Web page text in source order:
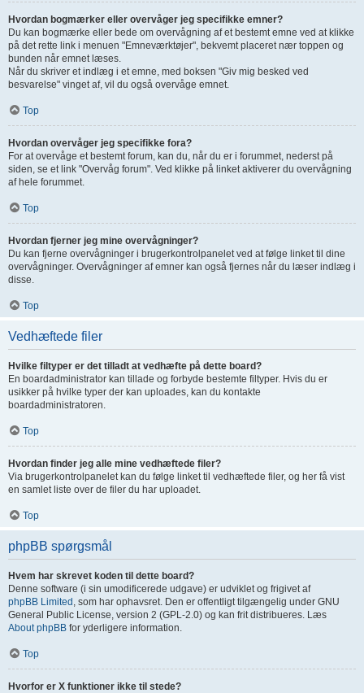
Hvordan bogmærker eller overvåger jeg specifikke emner?
Du kan bogmærke eller bede om overvågning af et bestemt emne ved at klikke
på det rette link i menuen "Emneværktøjer", bekvemt placeret nær toppen og
bunden når emnet læses.
Når du skriver et indlæg i et emne, med boksen "Giv mig besked ved
besvarelse" vinget af, vil du også overvåge emnet.
Top
Hvordan overvåger jeg specifikke fora?
For at overvåge et bestemt forum, kan du, når du er i forummet, nederst på
siden, se et link "Overvåg forum". Ved klikke på linket aktiverer du overvågning
af hele forummet.
Top
Hvordan fjerner jeg mine overvågninger?
Du kan fjerne overvågninger i brugerkontrolpanelet ved at følge linket til dine
overvågninger. Overvågninger af emner kan også fjernes når du læser indlæg i
disse.
Top
Vedhæftede filer
Hvilke filtyper er det tilladt at vedhæfte på dette board?
En boardadministrator kan tillade og forbyde bestemte filtyper. Hvis du er
usikker på hvilke typer der kan uploades, kan du kontakte
boardadministratoren.
Top
Hvordan finder jeg alle mine vedhæftede filer?
Via brugerkontrolpanelet kan du følge linket til vedhæftede filer, og her få vist
en samlet liste over de filer du har uploadet.
Top
phpBB spørgsmål
Hvem har skrevet koden til dette board?
Denne software (i sin umodificerede udgave) er udviklet og frigivet af
phpBB Limited , som har ophavsret. Den er offentligt tilgængelig under GNU
General Public License, version 2 (GPL-2.0) og kan frit distribueres. Læs
About phpBB for yderligere information.
Top
Hvorfor er X funktioner ikke til stede?